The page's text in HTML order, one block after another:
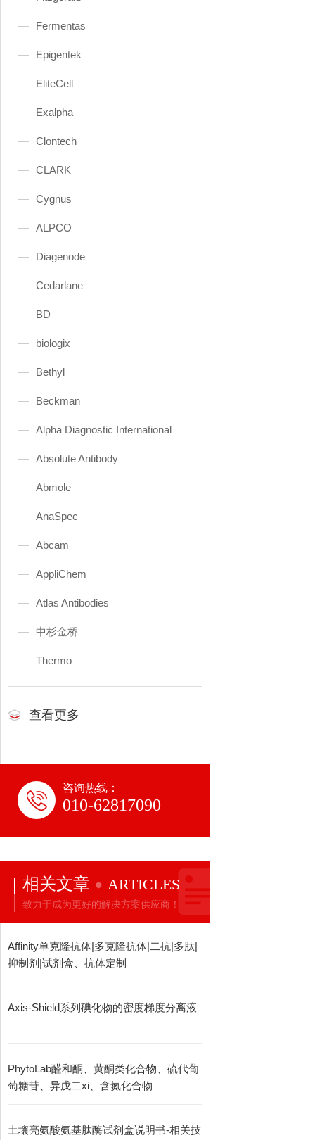
Fermentas
Epigentek
EliteCell
Exalpha
Clontech
CLARK
Cygnus
ALPCO
Diagenode
Cedarlane
BD
biologix
Bethyl
Beckman
Alpha Diagnostic International
Absolute Antibody
Abmole
AnaSpec
Abcam
AppliChem
Atlas Antibodies
中杉金桥
Thermo
查看更多
咨询热线：
010-62817090
相关文章 ARTICLES
致力于成为更好的解决方案供应商！
Affinity单克隆抗体|多克隆抗体|二抗|多肽|
抑制剂|试剂盒、抗体定制
Axis-Shield系列碘化物的密度梯度分离液
PhytoLab醛和酮、黄酮类化合物、硫代葡
萄糖苷、异戊二xi、含氮化合物
土壤亮氨酸氨基肽酶试剂盒说明书-相关技